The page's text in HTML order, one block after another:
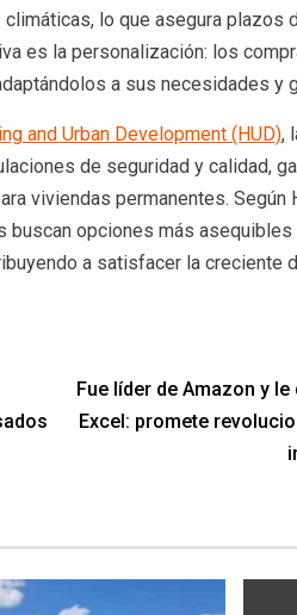
lo que asegura plazos
es la personalización: los
a sus necesidades y
and Urban Development (HUD),
de seguridad y calidad,
viviendas permanentes. Según
buscan opciones más
a satisfacer la creciente
Fue líder de Amazon y
Excel: promete